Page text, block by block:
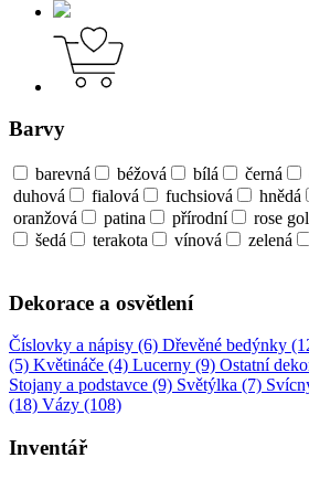
Barvy
barevná béžová bílá černá
duhová
fialová fuchsiová hnědá
oranžová
patina přírodní rose
šedá
terakota vínová zelená
Dekorace a osvětlení
Číslovky a nápisy (6) Dřevěné bedýnky
(5) Květináče (4) Lucerny (9) Ostatní
Stojany a podstavce (9) Světýlka (7)
(18) Vázy (108)
Inventář